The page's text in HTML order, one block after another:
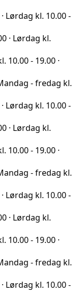
10.00 -
kl.
·
kl.
10.00 -
kl.
·
kl.
10.00 -
kl.
·
kl.
10.00 -